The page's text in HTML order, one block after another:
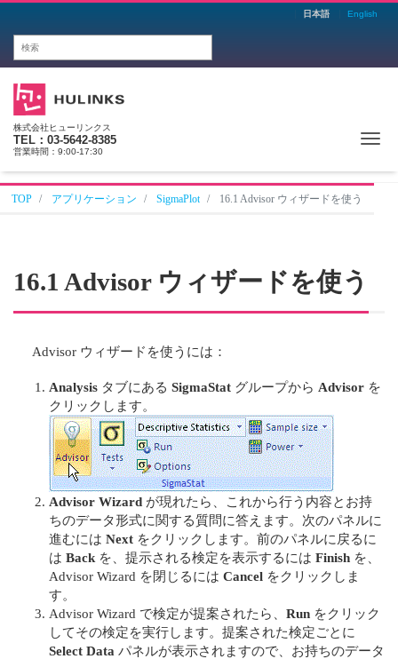
日本語 English
株式会社ヒューリンクス
TEL：03-5642-8385
営業時間：9:00-17:30
TOP アプリケーション SigmaPlot 16.1 Advisor ウィザードを使う
16.1 Advisor ウィザードを使う
Advisor ウィザードを使うには：
Analysis タブにある SigmaStat グループから Advisor を
クリックします。
Advisor Wizard が現れたら、これから行う内容とお持
ちのデータ形式に関する質問に答えます。次のパネルに
進むには Next をクリックします。前のパネルに戻るに
は Back を、提示される検定を表示するには Finish を、
Advisor Wizard を閉じるには Cancel をクリックしま
す。
Advisor Wizard で検定が提案されたら、 Run をクリック
してその検定を実行します。提案された検定ごとに
Select Data パネルが表示されますので、お持ちのデータ